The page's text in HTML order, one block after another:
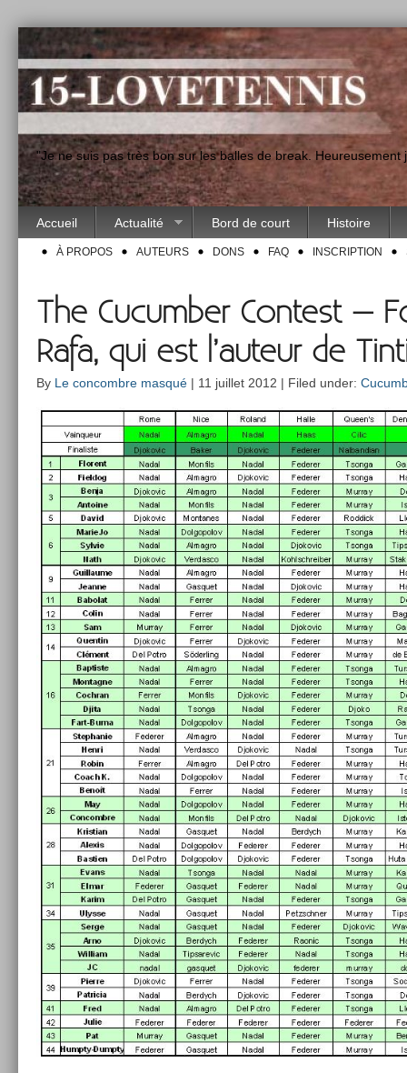
"Je ne suis pas très bon sur les balles de break.
Accueil Actualité Bord de court Histoire
À PROPOS AUTEURS DONS FAQ INSCRIPTION
The Cucumber Contest –
Rafa, qui est l’auteur de
By Le concombre masqué | 11 juillet 2012 | Filed under: